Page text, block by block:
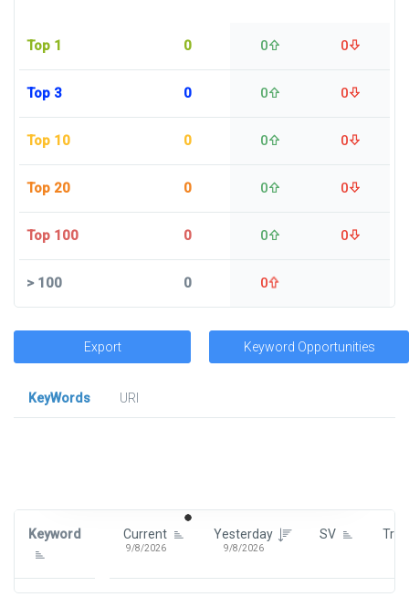
Top 1 0 0 0
Top 3 0 0 0
Top 10 0 0 0
Top 20 0 0 0
Top 100 0 0 0
>100 0 0
Export Keyword Opportunities
KeyWords
URl
Keyword Current
9/8/2026
Yesterday
9/8/2026
SV